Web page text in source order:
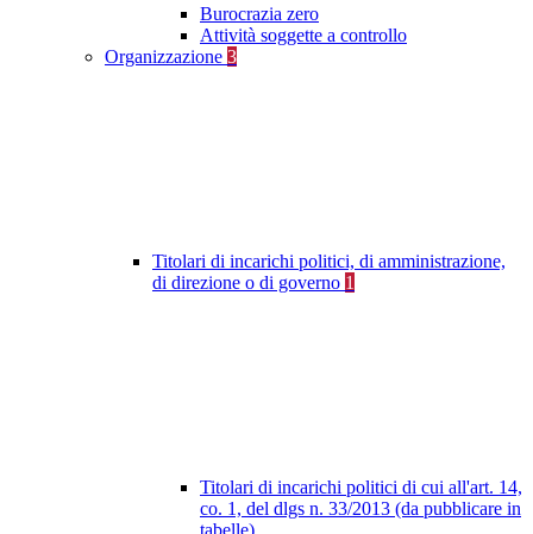
Burocrazia zero
Attività soggette a controllo
Organizzazione 3
Titolari di incarichi politici, di amministrazione,
di direzione o di governo 1
Titolari di incarichi politici di cui all'art. 14,
co. 1, del dlgs n. 33/2013 (da pubblicare in